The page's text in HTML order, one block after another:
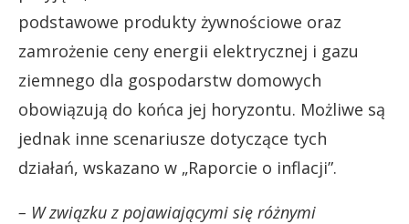
podstawowe produkty żywnościowe oraz
zamrożenie ceny energii elektrycznej i gazu
ziemnego dla gospodarstw domowych
obowiązują do końca jej horyzontu. Możliwe są
jednak inne scenariusze dotyczące tych
działań, wskazano w „Raporcie o inflacji”.
– W związku z pojawiającymi się różnymi